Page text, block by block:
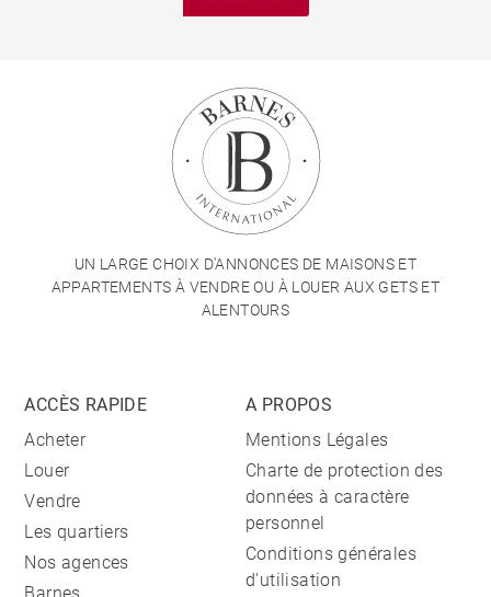
UN LARGE CHOIX D'ANNONCES DE MAISONS ET
APPARTEMENTS À VENDRE OU À LOUER AUX GETS ET
ALENTOURS
ACCÈS RAPIDE
Acheter
Louer
Vendre
Les quartiers
Nos agences
A PROPOS
Mentions Légales
Charte de protection des
données à caractère
personnel
Conditions générales
d'utilisation